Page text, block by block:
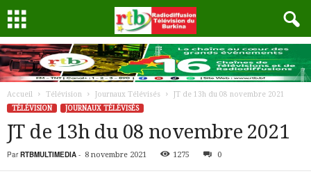
Accueil Télévision Journaux Télévisés
JT de 13h du 08 novembre 2021
TÉLÉVISION
JOURNAUX TÉLÉVISÉS
JT de 13h du 08 novembre 2021
Par RTBMULTIMEDIA - 8 novembre 2021 1275 0